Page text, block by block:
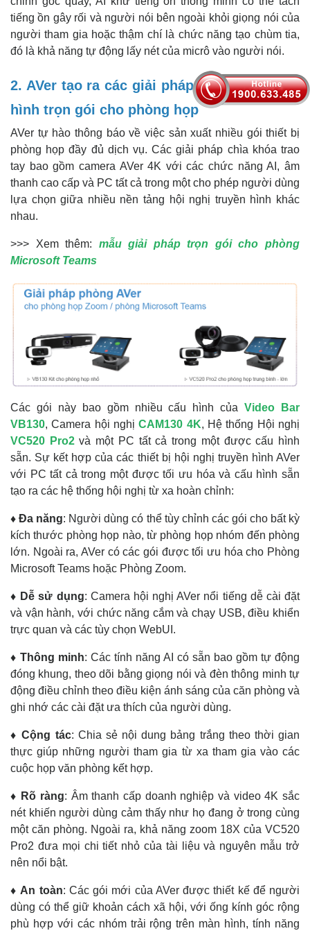
tiếng ồn gây rối và người nói bên ngoài khỏi giọng nói của
người tham gia hoặc thậm chí là chức năng tạo chùm tia,
đó là khả năng tự động lấy nét của micrô vào người nói.
2. AVer tạo ra các giải pháp hội nghị truyền
hình trọn gói cho phòng họp
AVer tự hào thông báo về việc sản xuất nhiều gói thiết bị
phòng họp đầy đủ dịch vụ. Các giải pháp chìa khóa trao
tay bao gồm camera AVer 4K với các chức năng AI, âm
thanh cao cấp và PC tất cả trong một cho phép người dùng
lựa chọn giữa nhiều nền tảng hội nghị truyền hình khác
nhau.
>>> Xem thêm: mẫu giải pháp trọn gói cho phòng
Microsoft Teams
Các gói này bao gồm nhiều cấu hình củaVideo Bar
VB130, Camera hội nghịCAM130 4K, Hệ thống Hội nghị
VC520 Pro2và một PC tất cả trong một được cấu hình
sẵn. Sự kết hợp của các thiết bị hội nghị truyền hình AVer
với PC tất cả trong một được tối ưu hóa và cấu hình sẵn
tạo ra các hệ thống hội nghị từ xa hoàn chỉnh:
♦ Đa năng: Người dùng có thể tùy chỉnh các gói cho bất kỳ
kích thước phòng họp nào, từ phòng họp nhóm đến phòng
lớn. Ngoài ra, AVer có các gói được tối ưu hóa cho Phòng
Microsoft Teams hoặc Phòng Zoom.
♦ Dễ sử dụng: Camera hội nghị AVer nổi tiếng dễ cài đặt
và vận hành, với chức năng cắm và chạy USB, điều khiển
trực quan và các tùy chọn WebUI.
♦ Thông minh: Các tính năng AI có sẵn bao gồm tự động
đóng khung, theo dõi bằng giọng nói và đèn thông minh tự
động điều chỉnh theo điều kiện ánh sáng của căn phòng và
ghi nhớ các cài đặt ưa thích của người dùng.
♦ Cộng tác: Chia sẻ nội dung bảng trắng theo thời gian
thực giúp những người tham gia từ xa tham gia vào các
cuộc họp văn phòng kết hợp.
♦ Rõ ràng: Âm thanh cấp doanh nghiệp và video 4K sắc
nét khiến người dùng cảm thấy như họ đang ở trong cùng
một căn phòng. Ngoài ra, khả năng zoom 18X của VC520
Pro2 đưa mọi chi tiết nhỏ của tài liệu và nguyên mẫu trở
nên nổi bật.
♦ An toàn: Các gói mới của AVer được thiết kế để người
dùng có thể giữ khoản cách xã hội, với ống kính góc rộng
phù hợp với các nhóm trải rộng trên màn hình, tính năng